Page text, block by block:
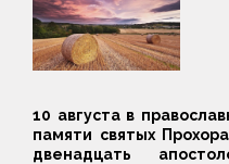
10 августа в
памяти святых
двенадцать